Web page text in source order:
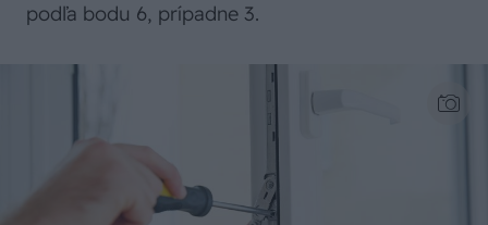
podľa bodu 6, prípadne 3.